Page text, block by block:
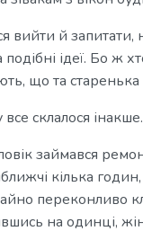
вийти й
ідеї. Бо ж
що та
склалося інакше.
займався
кілька
переконливо
на одинці,